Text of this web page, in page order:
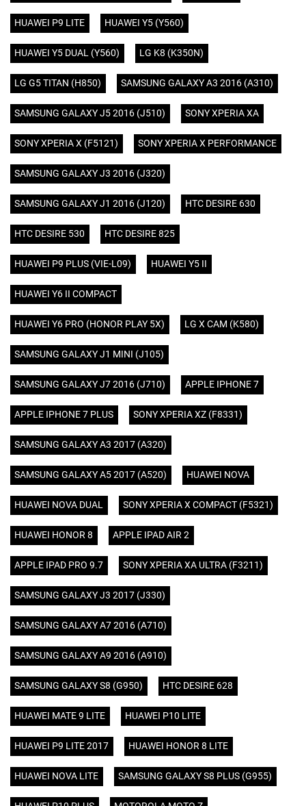
HUAWEI P9 LITE HUAWEI Y5 (Y560)
HUAWEI Y5 DUAL (Y560) LG K8 (K350N)
LG G5 TITAN (H850) SAMSUNG GALAXY A3 2016 (A310)
SAMSUNG GALAXY J5 2016 (J510) SONY XPERIA XA
SONY XPERIA X (F5121) SONY XPERIA X PERFORMANCE
SAMSUNG GALAXY J3 2016 (J320)
SAMSUNG GALAXY J1 2016 (J120) HTC DESIRE 630
HTC DESIRE 530 HTC DESIRE 825
HUAWEI P9 PLUS (VIE-L09) HUAWEI Y5 II
HUAWEI Y6 II COMPACT
HUAWEI Y6 PRO (HONOR PLAY 5X) LG X CAM (K580)
SAMSUNG GALAXY J1 MINI (J105)
SAMSUNG GALAXY J7 2016 (J710) APPLE IPHONE 7
APPLE IPHONE 7 PLUS SONY XPERIA XZ (F8331)
SAMSUNG GALAXY A3 2017 (A320)
SAMSUNG GALAXY A5 2017 (A520) HUAWEI NOVA
HUAWEI NOVA DUAL SONY XPERIA X COMPACT (F5321)
HUAWEI HONOR 8 APPLE IPAD AIR 2
APPLE IPAD PRO 9.7 SONY XPERIA XA ULTRA (F3211)
SAMSUNG GALAXY J3 2017 (J330)
SAMSUNG GALAXY A7 2016 (A710)
SAMSUNG GALAXY A9 2016 (A910)
SAMSUNG GALAXY S8 (G950) HTC DESIRE 628
HUAWEI MATE 9 LITE HUAWEI P10 LITE
HUAWEI P9 LITE 2017 HUAWEI HONOR 8 LITE
HUAWEI NOVA LITE SAMSUNG GALAXY S8 PLUS (G955)